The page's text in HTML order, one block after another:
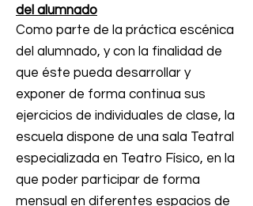
del alumnado
Como parte de la práctica escénica
del alumnado, y con la finalidad de
que éste pueda desarrollar y
exponer de forma continua sus
ejercicios de individuales de clase, la
escuela dispone de una sala Teatral
especializada en Teatro Físico, en la
que poder participar de forma
mensual en diferentes espacios de